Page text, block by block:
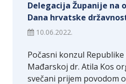
Delegacija Županije na
Dana hrvatske
10.06.2022.
Počasni konzul
Mađarskoj dr. Atila Kos
svečani prijem povodom